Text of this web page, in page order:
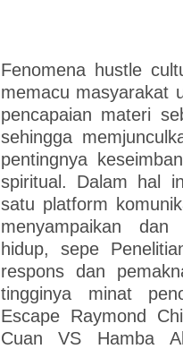
Fenomena hustle
memacu masyarakat
pencapaian materi
sehingga
pentingnya
spiritual. Dalam hal
satu platform
menyampaikan dan
hidup, sepe
respons dan
tingginya minat
Escape Raymond
Cuan VS Hamba